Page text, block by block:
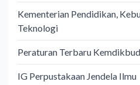
Kementerian Pendidikan,
Teknologi
Peraturan Terbaru Kemdikbud
IG Perpustakaan Jendela Ilmu